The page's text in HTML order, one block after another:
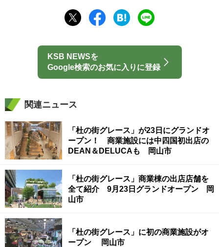
KSB NEWSを
Google検索のお気に入りに登録
関連ニュース
「杜の街グレース」が23日にグランドオ
ープン！ 商業施設には中四国初出店の
DEAN＆DELUCAも 岡山市
「杜の街グレース」商業棟の出店店舗を
全て紹介 9月23日グランドオープン 岡
山市
「杜の街グレース」に初の商業施設がオ
ープン 岡山市